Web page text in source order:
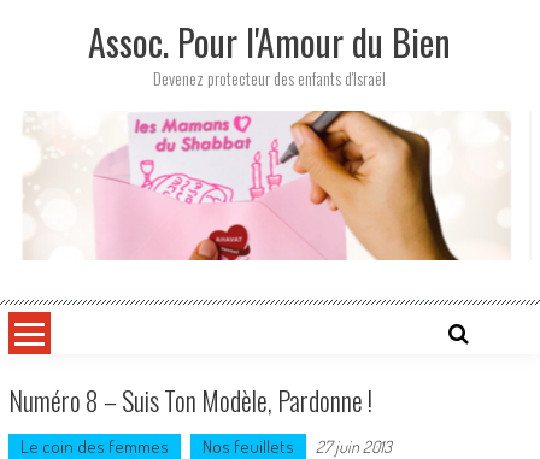
Assoc. Pour l'Amour du Bien
Devenez protecteur des enfants d'Israël
Numéro 8 – Suis Ton Modèle, Pardonne !
Le coin des femmes Nos feuillets 27 juin 2013